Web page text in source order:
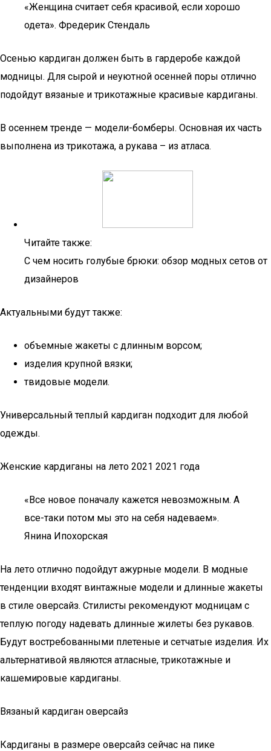
«Женщина считает себя красивой, если хорошо
одета». Фредерик Стендаль
Осенью кардиган должен быть в гардеробе каждой
модницы. Для сырой и неуютной осенней поры отлично
подойдут вязаные и трикотажные красивые кардиганы.
В осеннем тренде — модели-бомберы. Основная их часть
выполнена из трикотажа, а рукава – из атласа.
Читайте также:
С чем носить голубые брюки: обзор модных сетов от
дизайнеров
Актуальными будут также:
объемные жакеты с длинным ворсом;
изделия крупной вязки;
твидовые модели.
Универсальный теплый кардиган подходит для любой
одежды.
Женские кардиганы на лето 2021 2021 года
«Все новое поначалу кажется невозможным. А
все-таки потом мы это на себя надеваем».
Янина Ипохорская
На лето отлично подойдут ажурные модели. В модные
тенденции входят винтажные модели и длинные жакеты
в стиле оверсайз. Стилисты рекомендуют модницам с
теплую погоду надевать длинные жилеты без рукавов.
Будут востребованными плетеные и сетчатые изделия. Их
альтернативой являются атласные, трикотажные и
кашемировые кардиганы.
Вязаный кардиган оверсайз
Кардиганы в размере оверсайз сейчас на пике